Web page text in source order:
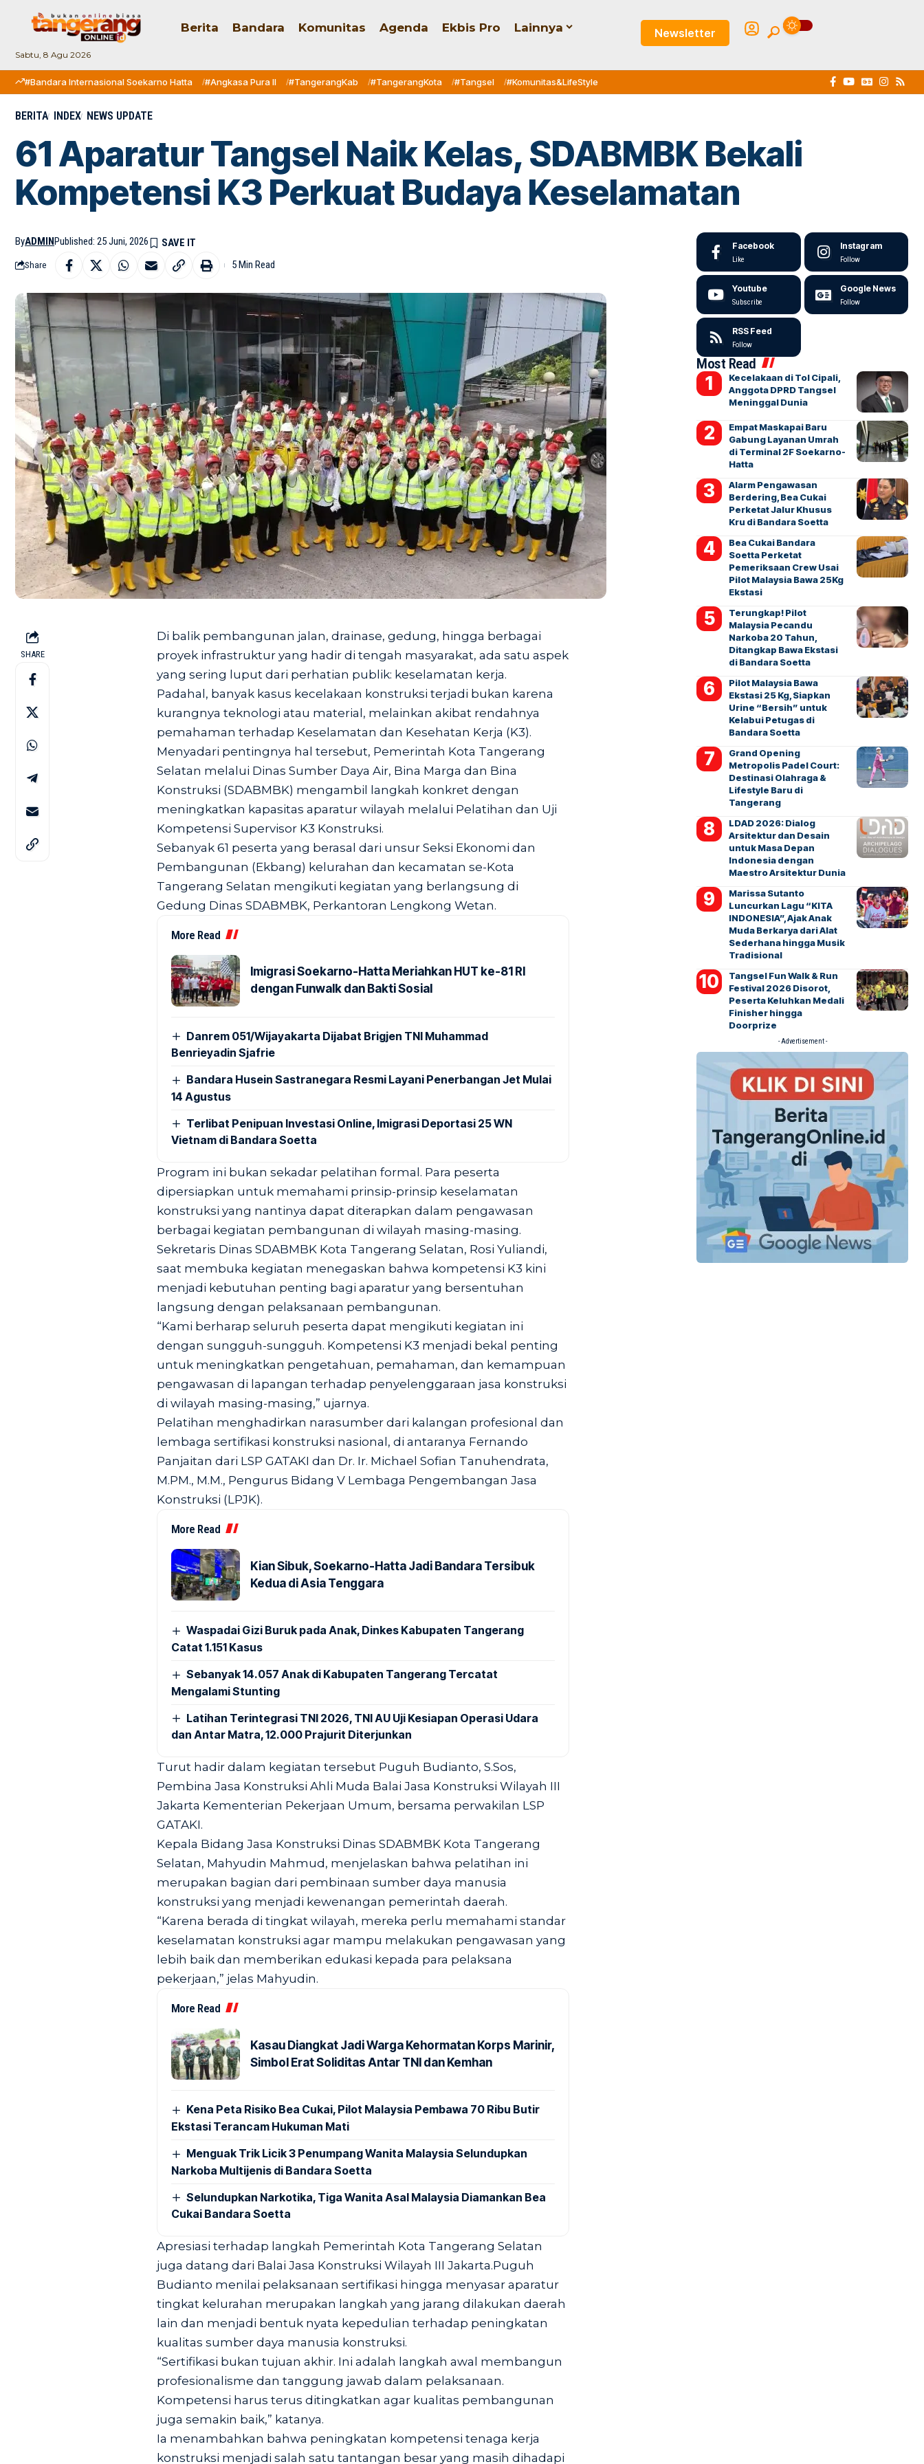
Sabtu, 8 Agu 2026
Berita Bandara Komunitas Agenda Ekbis Pro Lainnya Newsletter
#Bandara Internasional Soekarno Hatta #Angkasa Pura II #TangerangKab #TangerangKota #Tangsel #Komunitas&LifeStyle
BERITA INDEX NEWS UPDATE
61 Aparatur Tangsel Naik Kelas, SDABMBK Bekali
Kompetensi K3 Perkuat Budaya Keselamatan
ByADMINPublished: 25 Juni, 2026
Share 5 Min Read
SHARE
Di balik pembangunan jalan, drainase, gedung, hingga berbagai
proyek infrastruktur yang hadir di tengah masyarakat, ada satu aspek
yang sering luput dari perhatian publik: keselamatan kerja.
Padahal, banyak kasus kecelakaan konstruksi terjadi bukan karena
kurangnya teknologi atau material, melainkan akibat rendahnya
pemahaman terhadap Keselamatan dan Kesehatan Kerja (K3).
Menyadari pentingnya hal tersebut, Pemerintah Kota Tangerang
Selatan melalui Dinas Sumber Daya Air, Bina Marga dan Bina
Konstruksi (SDABMBK) mengambil langkah konkret dengan
meningkatkan kapasitas aparatur wilayah melalui Pelatihan dan Uji
Kompetensi Supervisor K3 Konstruksi.
Sebanyak 61 peserta yang berasal dari unsur Seksi Ekonomi dan
Pembangunan (Ekbang) kelurahan dan kecamatan se-Kota
Tangerang Selatan mengikuti kegiatan yang berlangsung di
Gedung Dinas SDABMBK, Perkantoran Lengkong Wetan.
More Read
Imigrasi Soekarno-Hatta Meriahkan HUT ke-81 RI
dengan Funwalk dan Bakti Sosial
Danrem 051/Wijayakarta Dijabat Brigjen TNI Muhammad
Benrieyadin Sjafrie
Bandara Husein Sastranegara Resmi Layani Penerbangan Jet Mulai
14 Agustus
Terlibat Penipuan Investasi Online, Imigrasi Deportasi 25 WN
Vietnam di Bandara Soetta
Program ini bukan sekadar pelatihan formal. Para peserta
dipersiapkan untuk memahami prinsip-prinsip keselamatan
konstruksi yang nantinya dapat diterapkan dalam pengawasan
berbagai kegiatan pembangunan di wilayah masing-masing.
Sekretaris Dinas SDABMBK Kota Tangerang Selatan, Rosi Yuliandi,
saat membuka kegiatan menegaskan bahwa kompetensi K3 kini
menjadi kebutuhan penting bagi aparatur yang bersentuhan
langsung dengan pelaksanaan pembangunan.
“Kami berharap seluruh peserta dapat mengikuti kegiatan ini
dengan sungguh-sungguh. Kompetensi K3 menjadi bekal penting
untuk meningkatkan pengetahuan, pemahaman, dan kemampuan
pengawasan di lapangan terhadap penyelenggaraan jasa konstruksi
di wilayah masing-masing,” ujarnya.
Pelatihan menghadirkan narasumber dari kalangan profesional dan
lembaga sertifikasi konstruksi nasional, di antaranya Fernando
Panjaitan dari LSP GATAKI dan Dr. Ir. Michael Sofian Tanuhendrata,
M.PM., M.M., Pengurus Bidang V Lembaga Pengembangan Jasa
Konstruksi (LPJK).
More Read
Kian Sibuk, Soekarno-Hatta Jadi Bandara Tersibuk
Kedua di Asia Tenggara
Waspadai Gizi Buruk pada Anak, Dinkes Kabupaten Tangerang
Catat 1.151 Kasus
Sebanyak 14.057 Anak di Kabupaten Tangerang Tercatat
Mengalami Stunting
Latihan Terintegrasi TNI 2026, TNI AU Uji Kesiapan Operasi Udara
dan Antar Matra, 12.000 Prajurit Diterjunkan
Turut hadir dalam kegiatan tersebut Puguh Budianto, S.Sos,
Pembina Jasa Konstruksi Ahli Muda Balai Jasa Konstruksi Wilayah III
Jakarta Kementerian Pekerjaan Umum, bersama perwakilan LSP
GATAKI.
Kepala Bidang Jasa Konstruksi Dinas SDABMBK Kota Tangerang
Selatan, Mahyudin Mahmud, menjelaskan bahwa pelatihan ini
merupakan bagian dari pembinaan sumber daya manusia
konstruksi yang menjadi kewenangan pemerintah daerah.
“Karena berada di tingkat wilayah, mereka perlu memahami standar
keselamatan konstruksi agar mampu melakukan pengawasan yang
lebih baik dan memberikan edukasi kepada para pelaksana
pekerjaan,” jelas Mahyudin.
More Read
Kasau Diangkat Jadi Warga Kehormatan Korps Marinir,
Simbol Erat Soliditas Antar TNI dan Kemhan
Kena Peta Risiko Bea Cukai, Pilot Malaysia Pembawa 70 Ribu Butir
Ekstasi Terancam Hukuman Mati
Menguak Trik Licik 3 Penumpang Wanita Malaysia Selundupkan
Narkoba Multijenis di Bandara Soetta
Selundupkan Narkotika, Tiga Wanita Asal Malaysia Diamankan Bea
Cukai Bandara Soetta
Apresiasi terhadap langkah Pemerintah Kota Tangerang Selatan
juga datang dari Balai Jasa Konstruksi Wilayah III Jakarta.Puguh
Budianto menilai pelaksanaan sertifikasi hingga menyasar aparatur
tingkat kelurahan merupakan langkah yang jarang dilakukan daerah
lain dan menjadi bentuk nyata kepedulian terhadap peningkatan
kualitas sumber daya manusia konstruksi.
“Sertifikasi bukan tujuan akhir. Ini adalah langkah awal membangun
profesionalisme dan tanggung jawab dalam pelaksanaan.
Kompetensi harus terus ditingkatkan agar kualitas pembangunan
juga semakin baik,” katanya.
Ia menambahkan bahwa peningkatan kompetensi tenaga kerja
konstruksi menjadi salah satu tantangan besar yang masih dihadapi
Facebook
Like
Instagram
Follow
Youtube
Subscribe
Google News
Follow
RSS Feed
Follow
Most Read
Kecelakaan di Tol Cipali,
Anggota DPRD Tangsel
Meninggal Dunia
Empat Maskapai Baru
Gabung Layanan Umrah
di Terminal 2F Soekarno-
Hatta
Alarm Pengawasan
Berdering, Bea Cukai
Perketat Jalur Khusus
Kru di Bandara Soetta
Bea Cukai Bandara
Soetta Perketat
Pemeriksaan Crew Usai
Pilot Malaysia Bawa 25Kg
Ekstasi
Terungkap! Pilot
Malaysia Pecandu
Narkoba 20 Tahun,
Ditangkap Bawa Ekstasi
di Bandara Soetta
Pilot Malaysia Bawa
Ekstasi 25 Kg, Siapkan
Urine “Bersih” untuk
Kelabui Petugas di
Bandara Soetta
Grand Opening
Metropolis Padel Court:
Destinasi Olahraga &
Lifestyle Baru di
Tangerang
LDAD 2026: Dialog
Arsitektur dan Desain
untuk Masa Depan
Indonesia dengan
Maestro Arsitektur Dunia
Marissa Sutanto
Luncurkan Lagu “KITA
INDONESIA”, Ajak Anak
Muda Berkarya dari Alat
Sederhana hingga Musik
Tradisional
Tangsel Fun Walk & Run
Festival 2026 Disorot,
Peserta Keluhkan Medali
Finisher hingga
Doorprize
- Advertisement -